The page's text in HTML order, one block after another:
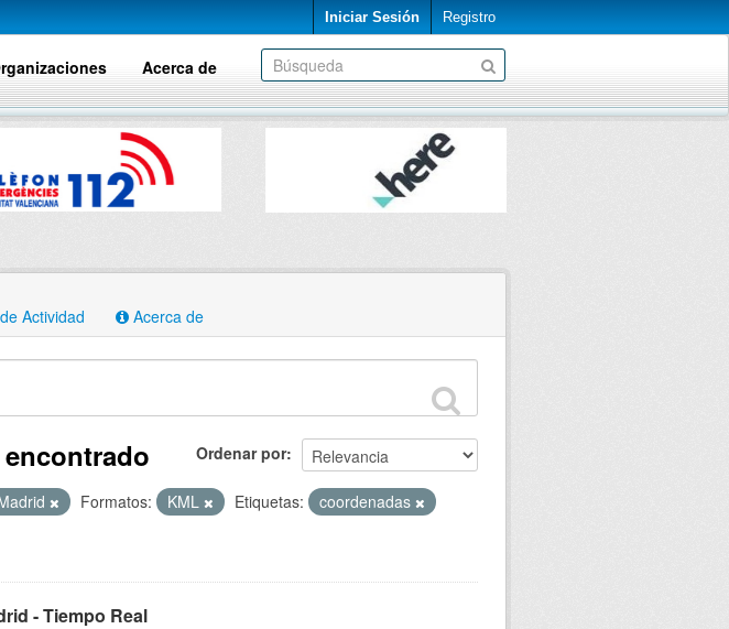
Iniciar Sesión Registro
Acerca de
Actividad Acerca de
Ordenar por
Formatos: KML Etiquetas:
coordenadas
- Tiempo Real